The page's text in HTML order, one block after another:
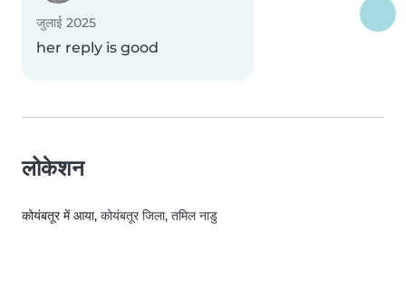
जुलाई 2025
her reply is good
लोकेशन
कोयंबतूर में आया, कोयंबतूर जिला, तमिल नाडु